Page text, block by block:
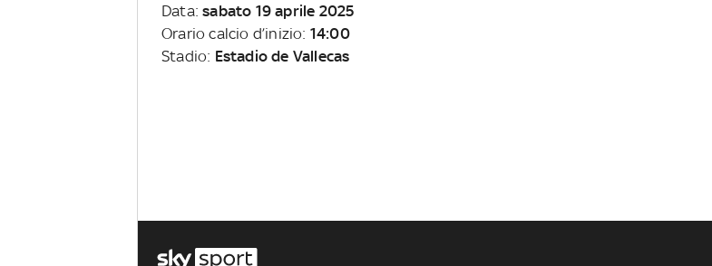
Data:sabato 19 aprile 2025
Orario calcio d’inizio: 14:00
Stadio: Estadio de Vallecas